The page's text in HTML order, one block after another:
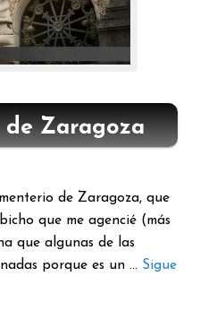
de Zaragoza
de Zaragoza, que
que me agencié (más
que algunas de las
porque es un … Sigue